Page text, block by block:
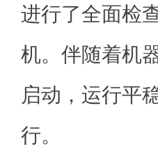
进行了全面检
机。伴随着机
启动，运行平
行。